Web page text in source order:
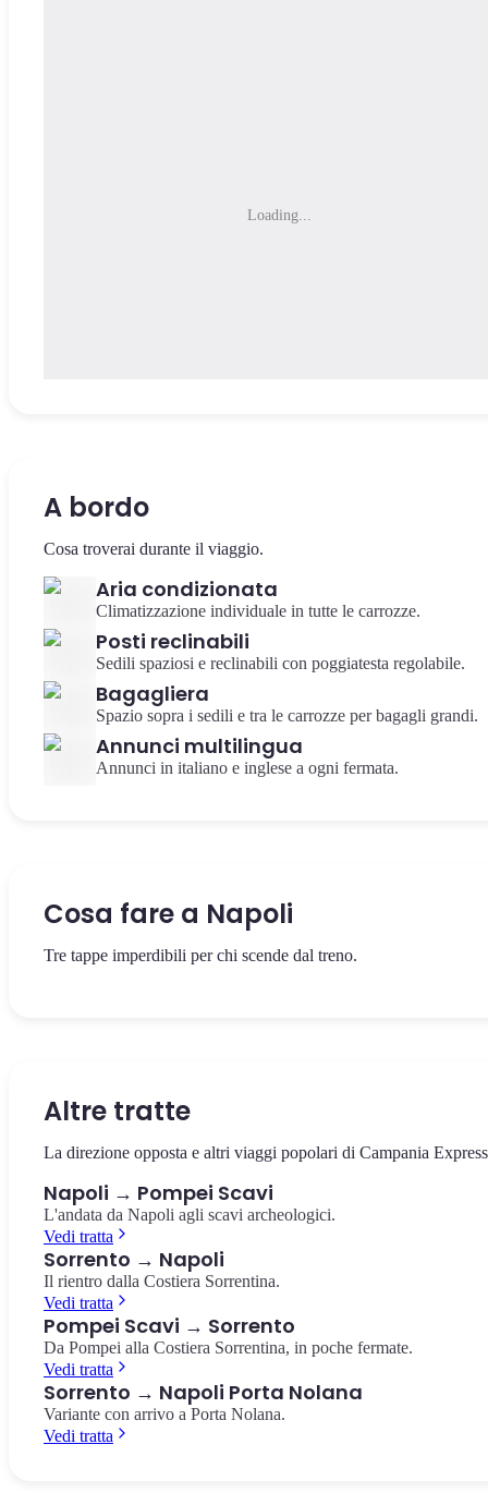
Loading...
A bordo
Cosa troverai durante il viaggio.
Aria condizionata
Climatizzazione individuale in tutte le carrozze.
Posti reclinabili
Sedili spaziosi e reclinabili con poggiatesta regolabile.
Bagagliera
Spazio sopra i sedili e tra le carrozze per bagagli grandi.
Annunci multilingua
Annunci in italiano e inglese a ogni fermata.
Cosa fare a Napoli
Tre tappe imperdibili per chi scende dal treno.
Altre tratte
La direzione opposta e altri viaggi popolari di Campania
Napoli → Pompei Scavi
L'andata da Napoli agli scavi archeologici.
Vedi tratta
Sorrento → Napoli
Il rientro dalla Costiera Sorrentina.
Vedi tratta
Pompei Scavi → Sorrento
Da Pompei alla Costiera Sorrentina, in poche fermate.
Vedi tratta
Sorrento → Napoli Porta Nolana
Variante con arrivo a Porta Nolana.
Vedi tratta